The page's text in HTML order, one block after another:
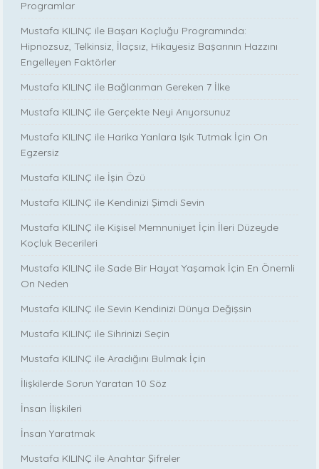
Programlar
Mustafa KILINÇ ile Başarı Koçluğu Programında:
Hipnozsuz, Telkinsiz, İlaçsız, Hikayesiz Başarının Hazzını
Engelleyen Faktörler
Mustafa KILINÇ ile Bağlanman Gereken 7 İlke
Mustafa KILINÇ ile Gerçekte Neyi Arıyorsunuz
Mustafa KILINÇ ile Harika Yanlara Işık Tutmak İçin On
Egzersiz
Mustafa KILINÇ ile İşin Özü
Mustafa KILINÇ ile Kendinizi Şimdi Sevin
Mustafa KILINÇ ile Kişisel Memnuniyet İçin İleri Düzeyde
Koçluk Becerileri
Mustafa KILINÇ ile Sade Bir Hayat Yaşamak İçin En Önemli
On Neden
Mustafa KILINÇ ile Sevin Kendinizi Dünya Değişsin
Mustafa KILINÇ ile Sihrinizi Seçin
Mustafa KILINÇ ile Aradığını Bulmak İçin
İlişkilerde Sorun Yaratan 10 Söz
İnsan İlişkileri
İnsan Yaratmak
Mustafa KILINÇ ile Anahtar Şifreler